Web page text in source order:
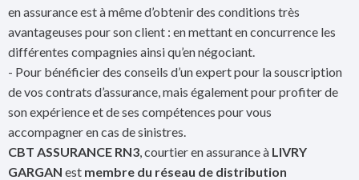
en assurance est à même d’obtenir des conditions très
avantageuses pour son client : en mettant en concurrence les
différentes compagnies ainsi qu’en négociant.
- Pour bénéficier des conseils d’un expert pour la souscription
de vos contrats d’assurance, mais également pour profiter de
son expérience et de ses compétences pour vous
accompagner en cas de sinistres.
CBT ASSURANCE RN3, courtier en assurance à LIVRY
GARGAN est membre du réseau de distribution